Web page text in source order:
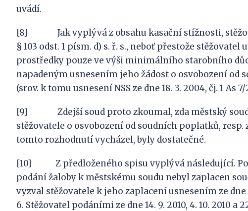
uvádí.
[8] Jak vyplývá z obsahu kasační stížnosti,
§ 103 odst. 1 písm. d) s. ř. s., neboť přestože
prostředky pouze ve výši minimálního starobního
napadeným usnesením jeho žádost o osvobození od
(srov. k tomu usnesení NSS ze dne 18. 3. 2004, čj. 1 As
[9] Zdejší soud proto zkoumal, zda městský
stěžovatele o osvobození od soudních poplatků, resp.
tomto rozhodnutí vycházel, byly dostatečné.
[10] Z předloženého spisu vyplývá následující.
podání žaloby k městskému soudu nebyl zaplacen
vyzval stěžovatele k jeho zaplacení usnesením ze dne
6. Stěžovatel podáními ze dne 14. 9. 2010, 4. 10. 2010 a